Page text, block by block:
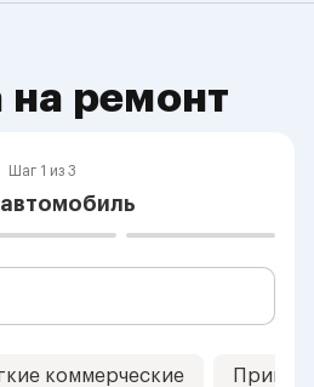
на ремонт
Шаг 1 из 3
коммерческие